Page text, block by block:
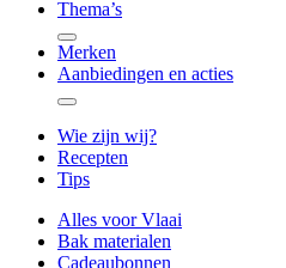
Thema’s
Merken
Aanbiedingen en acties
Wie zijn wij?
Recepten
Tips
Alles voor Vlaai
Bak materialen
Cadeaubonnen